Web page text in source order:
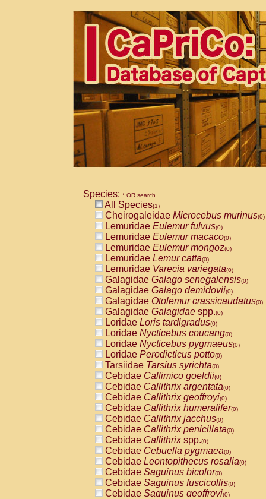
Species: * OR search
All Species(1)
Cheirogaleidae Microcebus murinus(0)
Lemuridae Eulemur fulvus(0)
Lemuridae Eulemur macaco(0)
Lemuridae Eulemur mongoz(0)
Lemuridae Lemur catta(0)
Lemuridae Varecia variegata(0)
Galagidae Galago senegalensis(0)
Galagidae Galago demidovii(0)
Galagidae Otolemur crassicaudatus(0)
Galagidae Galagidae spp.(0)
Loridae Loris tardigradus(0)
Loridae Nycticebus coucang(0)
Loridae Nycticebus pygmaeus(0)
Loridae Perodicticus potto(0)
Tarsiidae Tarsius syrichta(0)
Cebidae Callimico goeldii(0)
Cebidae Callithrix argentata(0)
Cebidae Callithrix geoffroyi(0)
Cebidae Callithrix humeralifer(0)
Cebidae Callithrix jacchus(0)
Cebidae Callithrix penicillata(0)
Cebidae Callithrixspp.(0)
Cebidae Cebuella pygmaea(0)
Cebidae Leontopithecus rosalia(0)
Cebidae Saguinus bicolor(0)
Cebidae Saguinus fuscicollis(0)
Cebidae Saguinus geoffroyi(0)